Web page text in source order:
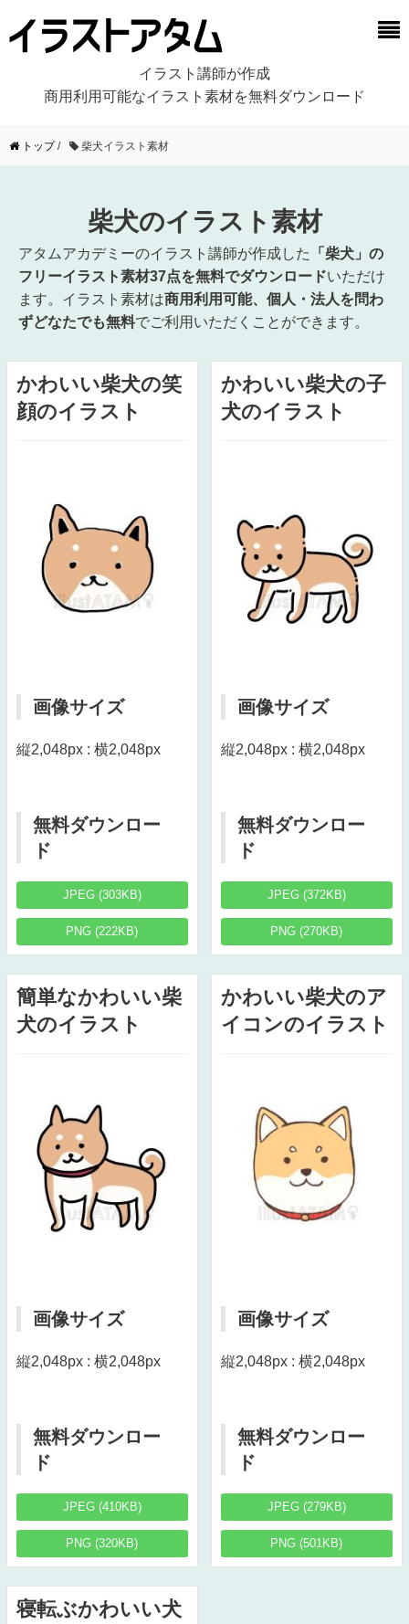
イラスト講師が作成
商用利用可能なイラスト素材を無料ダウンロード
トップ/ 柴犬イラスト素材
柴犬のイラスト素材
アタムアカデミーのイラスト講師が作成した
「柴犬」の
フリーイラスト素材37点を無料でダウンロードいただけ
ます。イラスト素材は商用利用可能、個人・法人を問わ
ずどなたでも無料でご利用いただくことができます。
かわいい柴犬の笑
顔のイラスト
画像サイズ
縦2,048px : 横2,048px
無料ダウンロー
ド
JPEG (303KB)
PNG (222KB)
かわいい柴犬の子
犬のイラスト
画像サイズ
縦2,048px : 横2,048px
無料ダウンロー
ド
JPEG (372KB)
PNG (270KB)
簡単なかわいい柴
犬のイラスト
画像サイズ
縦2,048px : 横2,048px
無料ダウンロー
ド
JPEG (410KB)
PNG (320KB)
かわいい柴犬のア
イコンのイラスト
画像サイズ
縦2,048px : 横2,048px
無料ダウンロー
ド
JPEG (279KB)
PNG (501KB)
寝転ぶかわいい犬